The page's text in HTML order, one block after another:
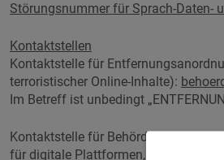
Störungsnummer für Sprach-Daten-
Kontaktstellen
Kontaktstelle für
terroristischer Online-Inhalte):
Im Betreff ist unbedingt
Kontaktstelle für Behörden im Sinne
für digitale Plattformen, Dienste und